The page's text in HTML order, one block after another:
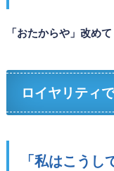
「おたからや」改め
ロイヤリティ
「私はこう